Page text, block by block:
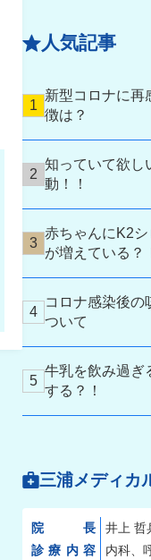
人気記事
新型コロナに再
徴は？
知っていて欲し
動！！
赤ちゃんにK2
が増えている？
コロナ感染後の
ついて
牛乳を飲み過ぎ
する？！
三浦メディカ
院長
井上 哲
診療内容
内科、